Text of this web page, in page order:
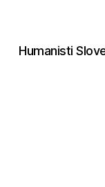
Humanisti